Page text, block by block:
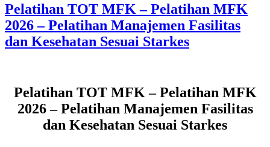
Pelatihan TOT MFK – Pelatihan MFK
2026 – Pelatihan Manajemen Fasilitas
dan Kesehatan Sesuai Starkes
Pelatihan TOT MFK – Pelatihan MFK
2026 – Pelatihan Manajemen Fasilitas
dan Kesehatan Sesuai Starkes